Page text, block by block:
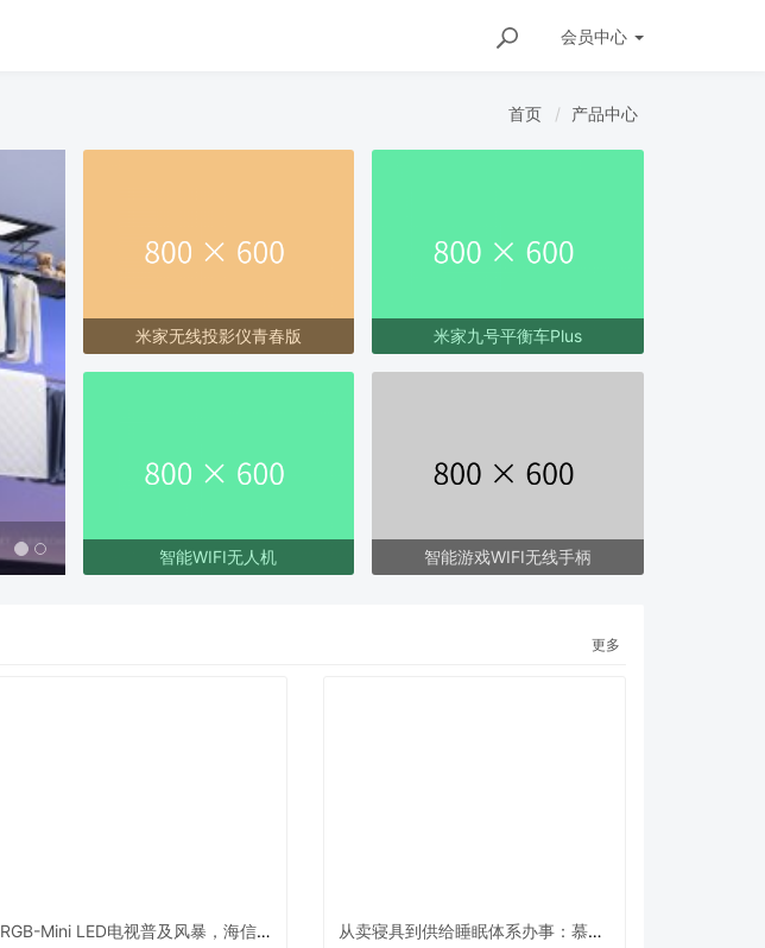
会员中心
首页 产品中心
米家无线投影仪青春版 米家九号平衡车Plus
智能WIFI无人机 智能游戏WIFI无线手柄
更多
RGB-Mini LED电视普及风暴，海信
从卖寝具到供给睡眠体系办事：慕思